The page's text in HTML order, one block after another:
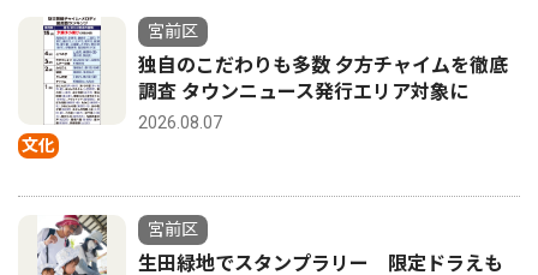
文化
宮前区
独自のこだわりも多数 夕方チャイムを徹底
調査 タウンニュース発行エリア対象に
2026.08.07
宮前区
生田緑地でスタンプラリー 限定ドラえも